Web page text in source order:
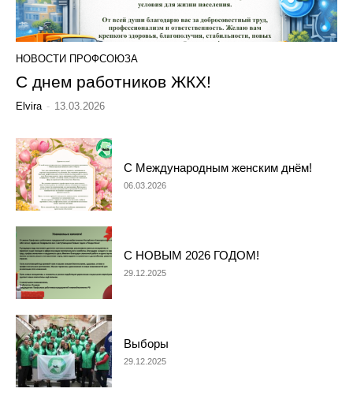
НОВОСТИ ПРОФСОЮЗА
С днем работников ЖКХ!
Elvira - 13.03.2026
С Международным женским днём!
06.03.2026
С НОВЫМ 2026 ГОДОМ!
29.12.2025
Выборы
29.12.2025